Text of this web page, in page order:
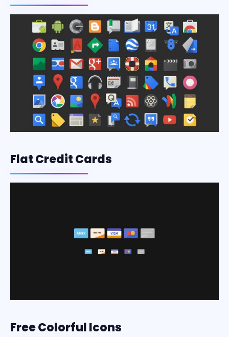
Flat Credit Cards
Free Colorful Icons